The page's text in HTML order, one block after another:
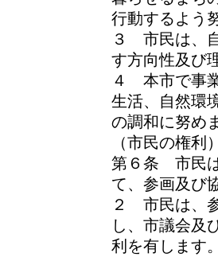
行動するよう
３ 市民は、
す方向性及び
４ 本市で事
生活、自然環
の調和に努め
（市民の権利
第６条 市民
て、参画及び
２ 市民は、
し、市議会及
利を有します